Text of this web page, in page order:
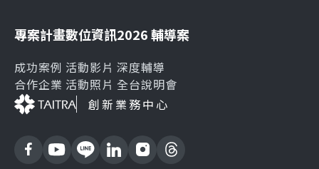
專案計畫
成功案例
合作企業
數位資訊
活動影片
活動照片
2026 輔導案
深度輔導
全台說明會
創新業務中心